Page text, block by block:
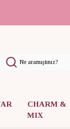
CHARM &
MIX